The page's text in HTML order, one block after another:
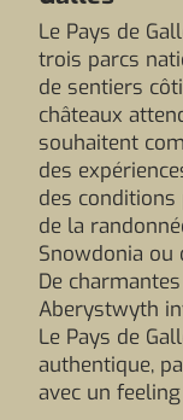
Le Pays de
trois parcs
de sentiers
châteaux
souhaitent
des
des
de la
Snowdonia ou
De
Aberystwyth
Le Pays de
authentique,
avec un